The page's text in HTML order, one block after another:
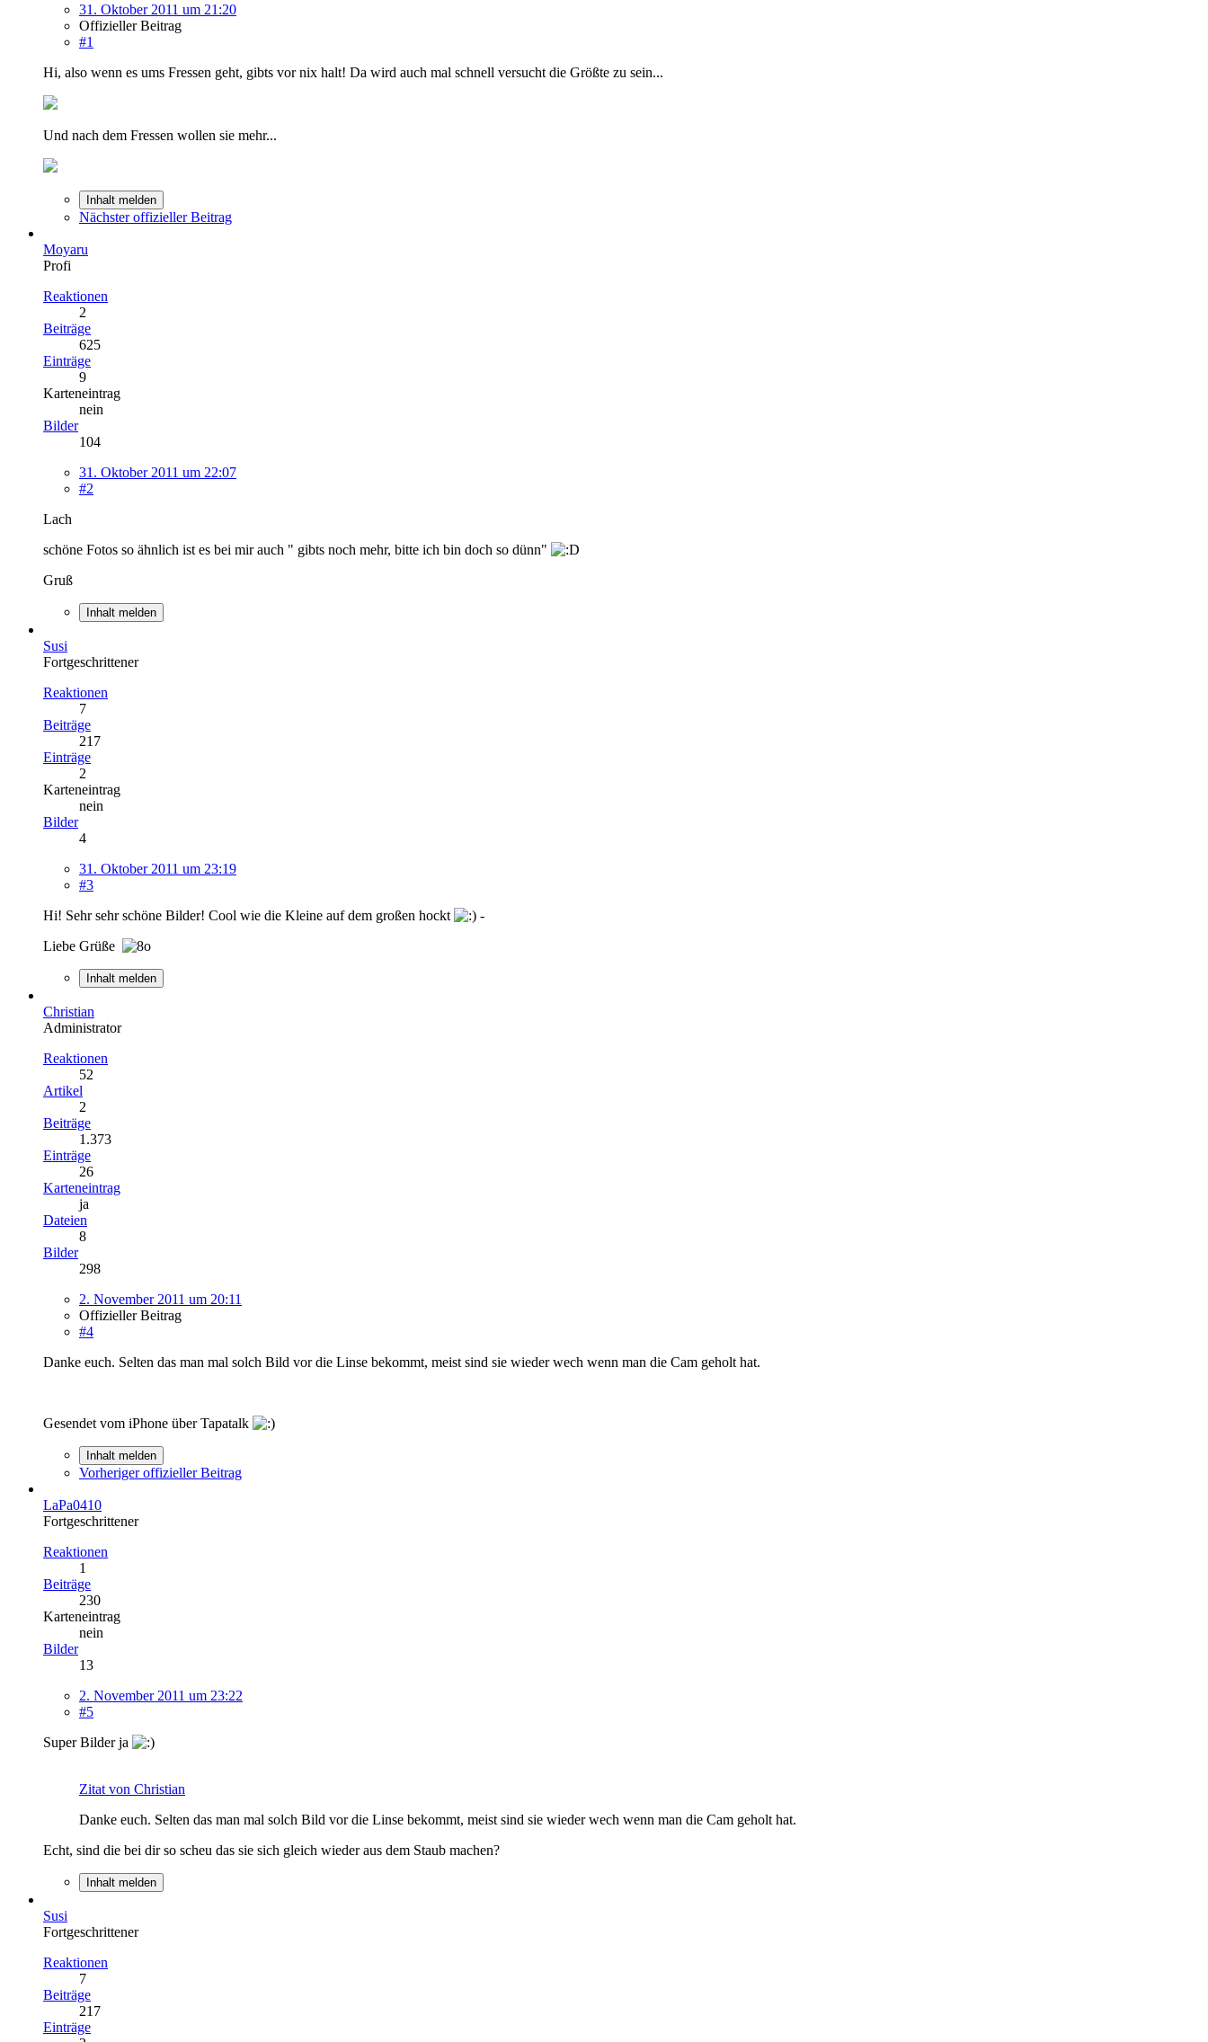
31. Oktober 2011 um 21:20
Offizieller Beitrag
#1
Hi, also wenn es ums Fressen geht, gibts vor nix halt! Da wird auch mal schnell versucht die Größte zu sein...
Und nach dem Fressen wollen sie mehr...
Inhalt melden
Nächster offizieller Beitrag
Moyaru
Profi
Reaktionen
2
Beiträge
625
Einträge
9
Karteneintrag
nein
Bilder
104
31. Oktober 2011 um 22:07
#2
Lach
schöne Fotos so ähnlich ist es bei mir auch " gibts noch mehr, bitte ich bin doch so dünn"
Gruß
Inhalt melden
Susi
Fortgeschrittener
Reaktionen
7
Beiträge
217
Einträge
2
Karteneintrag
nein
Bilder
4
31. Oktober 2011 um 23:19
#3
Hi! Sehr sehr schöne Bilder! Cool wie die Kleine auf dem großen hockt
-
Liebe Grüße
Inhalt melden
Christian
Administrator
Reaktionen
52
Artikel
2
Beiträge
1.373
Einträge
26
Karteneintrag
ja
Dateien
8
Bilder
298
2. November 2011 um 20:11
Offizieller Beitrag
#4
Danke euch. Selten das man mal solch Bild vor die Linse bekommt, meist sind sie wieder wech wenn man die Cam geholt hat.
Gesendet vom iPhone über Tapatalk
Inhalt melden
Vorheriger offizieller Beitrag
LaPa0410
Fortgeschrittener
Reaktionen
1
Beiträge
230
Karteneintrag
nein
Bilder
13
2. November 2011 um 23:22
#5
Super Bilder ja
Zitat von Christian
Danke euch. Selten das man mal solch Bild vor die Linse bekommt, meist sind sie wieder wech wenn man die Cam geholt hat.
Echt, sind die bei dir so scheu das sie sich gleich wieder aus dem Staub machen?
Inhalt melden
Susi
Fortgeschrittener
Reaktionen
7
Beiträge
217
Einträge